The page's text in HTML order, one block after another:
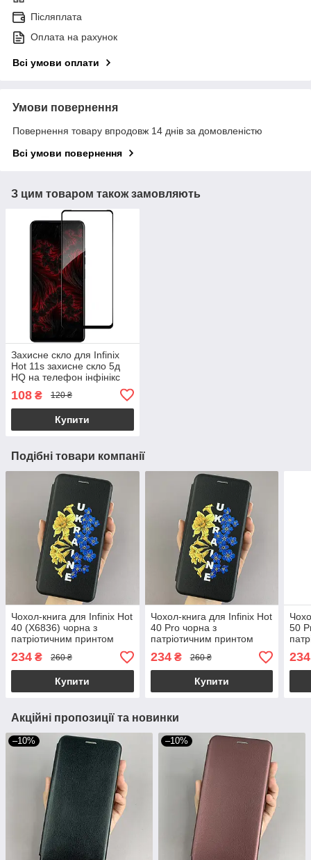
Післяплата
Оплата на рахунок
Всі умови оплати
Умови повернення
Повернення товару впродовж 14 днів за домовленістю
Всі умови повернення
З цим товаром також замовляють
Захисне скло для Infinix
Hot 11s захисне скло 5д
HQ на телефон інфінікс
108 ₴ 120 ₴
Купити
Подібні товари компанії
Чохол-книга для Infinix Hot
40 (X6836) чорна з
патріотичним принтом
Україна з синьо-жовтими
квітами q09p
234 ₴ 260 ₴
Купити
Чохол-книга для Infinix Hot
40 Pro чорна з
патріотичним принтом
Україна з синьо-жовтими
квітами q09p
234₴ 260 ₴
Купити
50
234
Акційні пропозиції та новинки
–10% –10%